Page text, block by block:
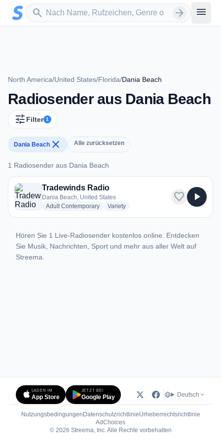
Zum Hauptinhalt springen
search
Sender suchen arrow_forward menu
North America/United States/Florida/Dania Beach
Radiosender aus Dania Beach
tune Filter 1
Dania Beach close Alle zurücksetzen
1 Radiosender aus Dania Beach
1 Radiosender aus Dania Beach
Tradewinds Radio
Dania Beach, United States
Adult Contemporaryradio stations
Varietyradio stations
favorite play_arrow
Hören Sie 1 Live-Radiosender kostenlos online. Entdecken
Sie Musik, Nachrichten, Sport und mehr aus aller Welt auf
Streema.
LADEN IM
App Store
JETZT BEI
Google Play Deutsch
Nutzungsbedingungen DatenschutzrichtlinieUrheberrechtsrichtlinie
AdChoices(öffnet in neuem Tab)
© 2026 Streema, Inc. Alle Rechte vorbehalten